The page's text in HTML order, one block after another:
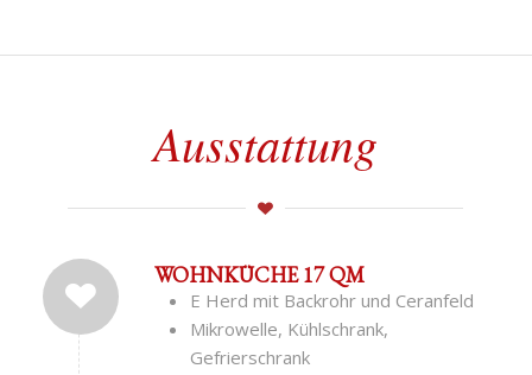
Ausstattung
WOHNKÜCHE 17 QM
E Herd mit Backrohr und Ceranfeld
Mikrowelle, Kühlschrank,
Gefrierschrank